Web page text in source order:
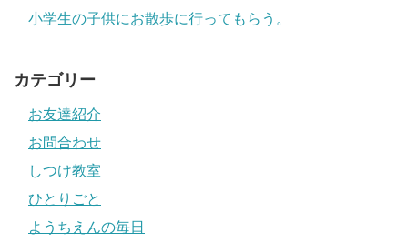
小学生の子供にお散歩に行ってもらう。
カテゴリー
お友達紹介
お問合わせ
しつけ教室
ひとりごと
ようちえんの毎日